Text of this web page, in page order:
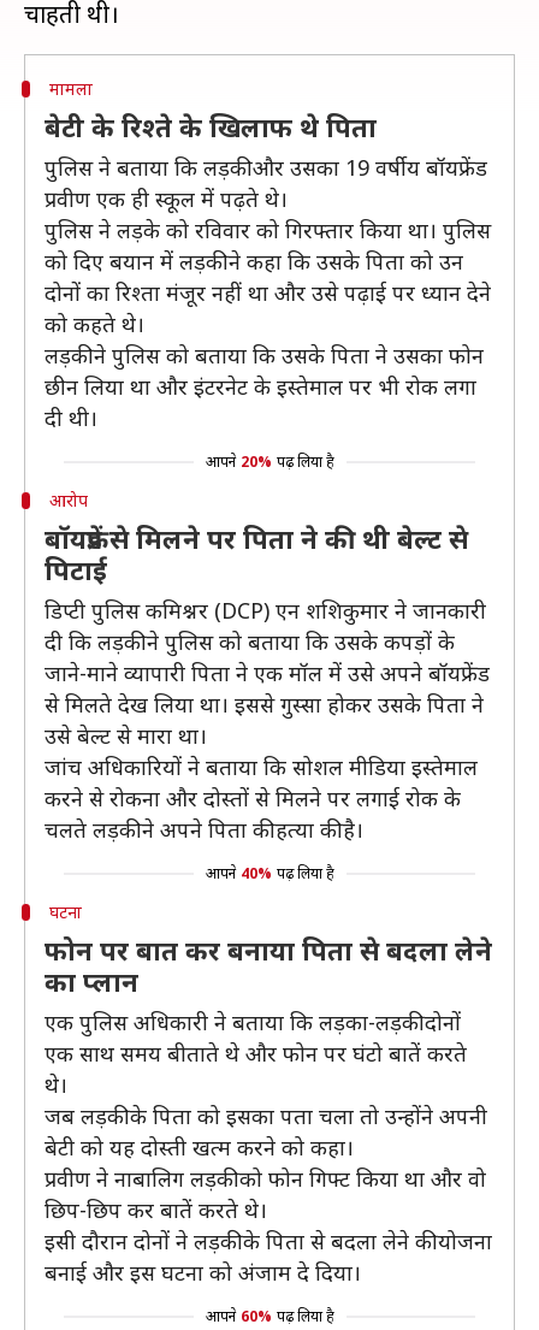
मामला
बेटी के रिश्ते के खिलाफ थे पिता
पुलिस ने बताया कि लड़की और उसका 19 वर्षीय बॉयफ्रेंड
प्रवीण एक ही स्कूल में पढ़ते थे।
पुलिस ने लड़के को रविवार को गिरफ्तार किया था। पुलिस
को दिए बयान में लड़की ने कहा कि उसके पिता को उन
दोनों का रिश्ता मंजूर नहीं था और उसे पढ़ाई पर ध्यान देने
को कहते थे।
लड़की ने पुलिस को बताया कि उसके पिता ने उसका फोन
छीन लिया था और इंटरनेट के इस्तेमाल पर भी रोक लगा
दी थी।
आपने 20% पढ़ लिया है
आरोप
बॉयफ्रेंड से मिलने पर पिता ने की थी बेल्ट से
पिटाई
डिप्टी पुलिस कमिश्नर (DCP) एन शशिकुमार ने जानकारी
दी कि लड़की ने पुलिस को बताया कि उसके कपड़ों के
जाने-माने व्यापारी पिता ने एक मॉल में उसे अपने बॉयफ्रेंड
से मिलते देख लिया था। इससे गुस्सा होकर उसके पिता ने
उसे बेल्ट से मारा था।
जांच अधिकारियों ने बताया कि सोशल मीडिया इस्तेमाल
करने से रोकना और दोस्तों से मिलने पर लगाई रोक के
चलते लड़की ने अपने पिता की हत्या की है।
आपने 40% पढ़ लिया है
घटना
फोन पर बात कर बनाया पिता से बदला लेने
का प्लान
एक पुलिस अधिकारी ने बताया कि लड़का-लड़की दोनों
एक साथ समय बीताते थे और फोन पर घंटो बातें करते
थे।
जब लड़की के पिता को इसका पता चला तो उन्होंने अपनी
बेटी को यह दोस्ती खत्म करने को कहा।
प्रवीण ने नाबालिग लड़की को फोन गिफ्ट किया था और वो
छिप-छिप कर बातें करते थे।
इसी दौरान दोनों ने लड़की के पिता से बदला लेने की योजना
बनाई और इस घटना को अंजाम दे दिया।
आपने 60% पढ़ लिया है